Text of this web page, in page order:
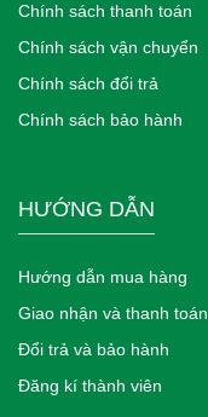
Chính sách thanh toán
Chính sách vận chuyển
Chính sách đổi trả
Chính sách bảo hành
HƯỚNG DẪN
Hướng dẫn mua hàng
Giao nhận và thanh toán
Đổi trả và bảo hành
Đăng kí thành viên